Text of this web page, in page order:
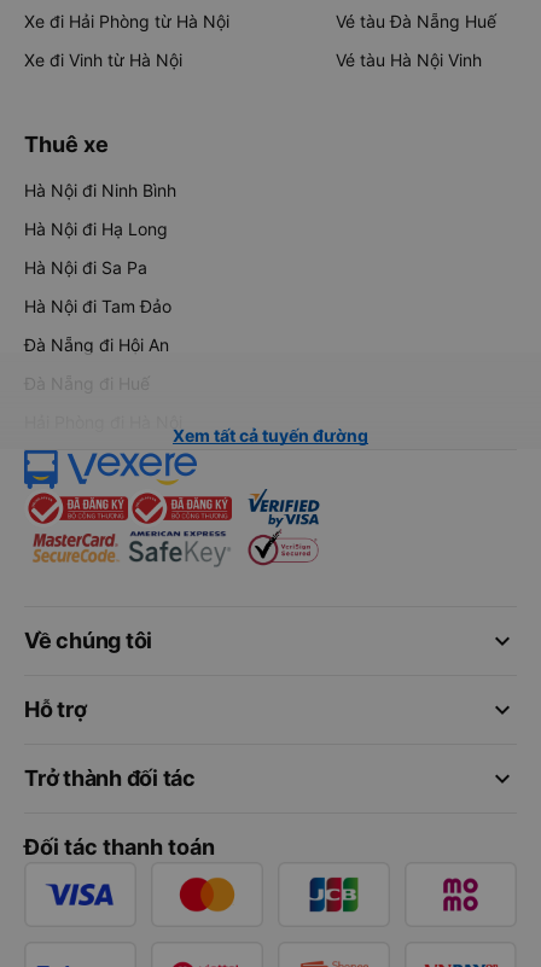
Xe đi Hải Phòng từ Hà Nội
Xe đi Vinh từ Hà Nội
Vé tàu Đà Nẵng Huế
Vé tàu Hà Nội Vinh
Thuê xe
Hà Nội đi Ninh Bình
Hà Nội đi Hạ Long
Hà Nội đi Sa Pa
Hà Nội đi Tam Đảo
Đà Nẵng đi Hội An
Đà Nẵng đi Huế
Xem tất cả tuyến đường
keyboard_arrow_down
Về chúng tôi
keyboard_arrow_down
Hỗ trợ
keyboard_arrow_down
Trở thành đối tác
Đối tác thanh toán